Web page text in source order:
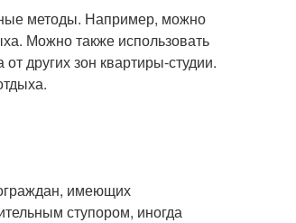
методы. Например, можно
Можно также использовать
других зон квартиры-студии.
имеющих
ступором, иногда